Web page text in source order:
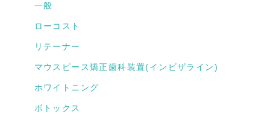
一般
ローコスト
リテーナー
マウスピース矯正歯科装置(インビザライン)
ホワイトニング
ボトックス